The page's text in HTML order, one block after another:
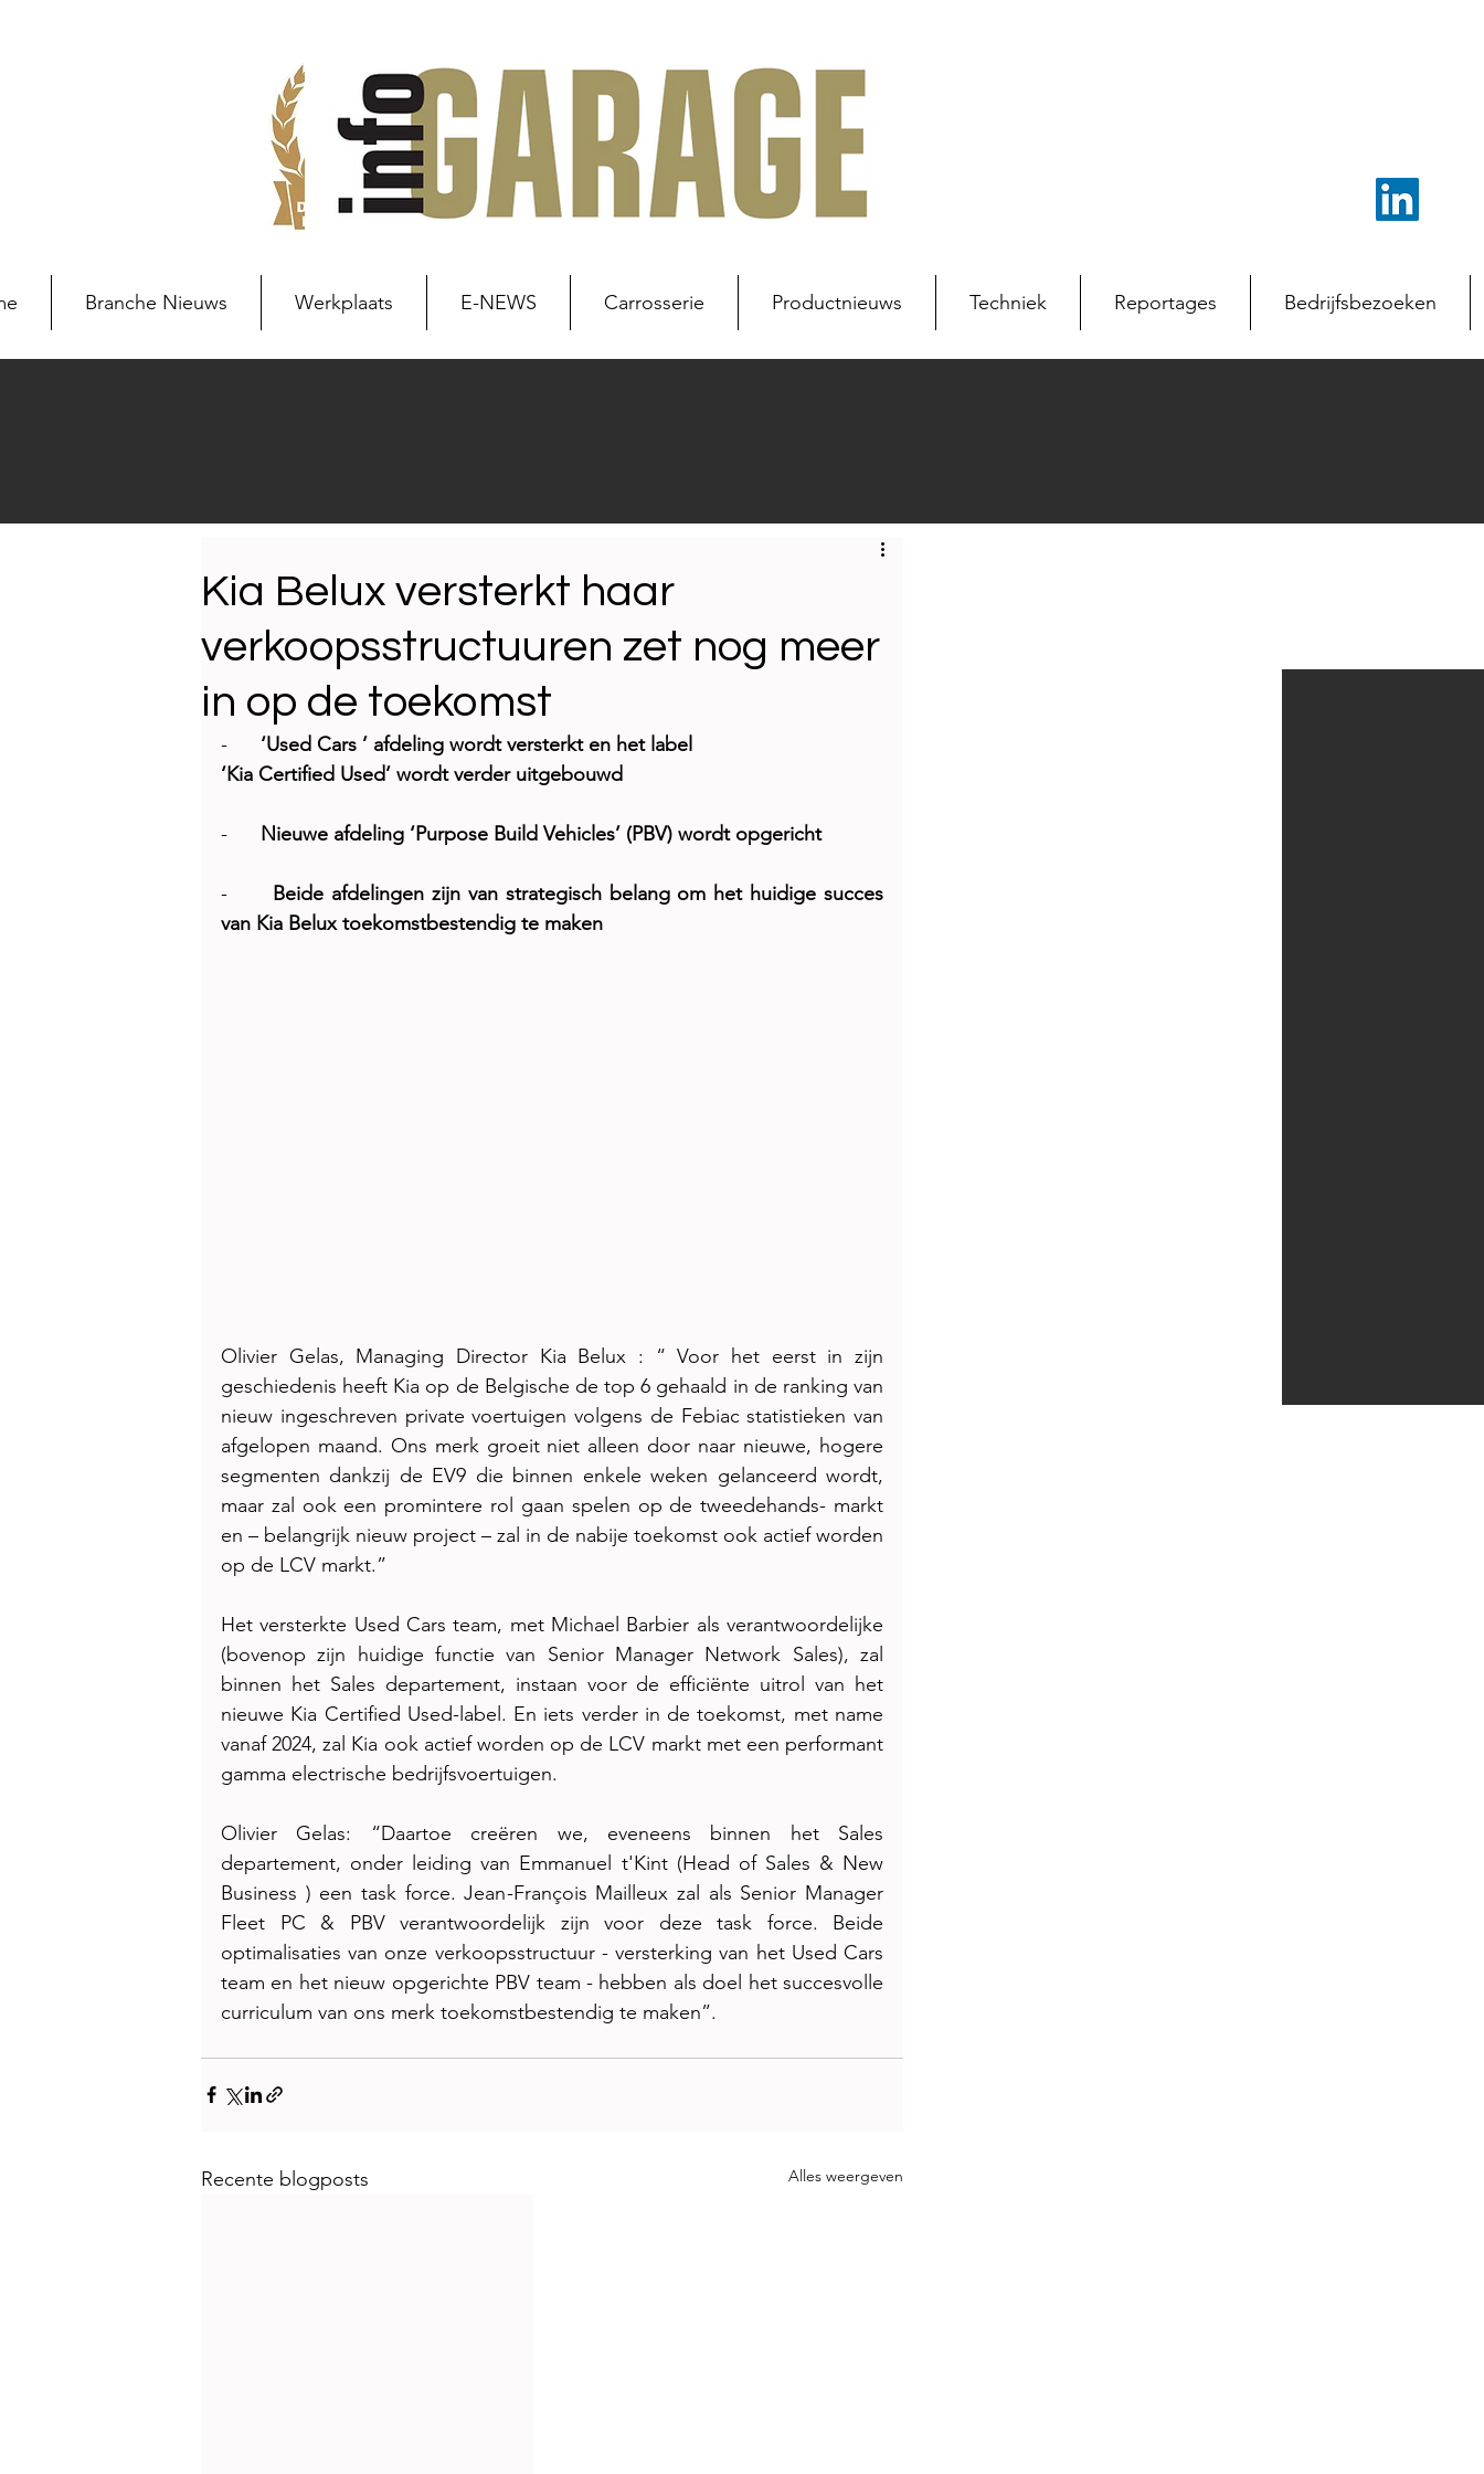
Branche Nieuws Werkplaats E-NEWS Carrosserie Productnieuws Techniek Reportages Bedrijfsbezoeken
Reportages
Kia Belux versterkt haar
verkoopsstructuuren zet nog meer
in op de toekomst
- ‘Used Cars ’ afdeling wordt versterkt en het label
‘Kia Certified Used’ wordt verder uitgebouwd
- Nieuwe afdeling ‘Purpose Build Vehicles’ (PBV) wordt opgericht
- Beide afdelingen zijn van strategisch belang om het huidige succes
van Kia Belux toekomstbestendig te maken
Olivier Gelas, Managing Director Kia Belux : “ Voor het eerst in zijn
geschiedenis heeft Kia op de Belgische de top 6 gehaald in de ranking van
nieuw ingeschreven private voertuigen volgens de Febiac statistieken van
afgelopen maand. Ons merk groeit niet alleen door naar nieuwe, hogere
segmenten dankzij de EV9 die binnen enkele weken gelanceerd wordt,
maar zal ook een promintere rol gaan spelen op de tweedehands- markt
en – belangrijk nieuw project – zal in de nabije toekomst ook actief worden
op de LCV markt.”
Het versterkte Used Cars team, met Michael Barbier als verantwoordelijke
(bovenop zijn huidige functie van Senior Manager Network Sales), zal
binnen het Sales departement, instaan voor de efficiënte uitrol van het
nieuwe Kia Certified Used-label. En iets verder in de toekomst, met name
vanaf 2024, zal Kia ook actief worden op de LCV markt met een performant
gamma electrische bedrijfsvoertuigen.
Olivier Gelas: “Daartoe creëren we, eveneens binnen het Sales
departement, onder leiding van Emmanuel t'Kint (Head of Sales & New
Business ) een task force. Jean-François Mailleux zal als Senior Manager
Fleet PC & PBV verantwoordelijk zijn voor deze task force. Beide
optimalisaties van onze verkoopsstructuur - versterking van het Used Cars
team en het nieuw opgerichte PBV team - hebben als doel het succesvolle
curriculum van ons merk toekomstbestendig te maken”.
Recente blogposts Alles weergeven